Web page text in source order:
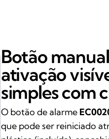
Botão
ativação
simples com
O botão de alarme
que pode ser reiniciado